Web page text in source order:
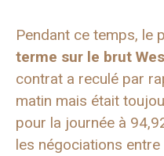
Pendant ce temps, le
terme sur le brut
contrat a reculé par
matin mais était
pour la journée à
les négociations entre